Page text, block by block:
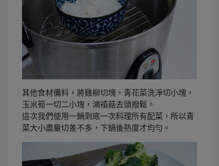
其他食材備料，將雞柳切塊，青花菜洗淨切小塊，
玉米筍一切二小塊，鴻禧菇去頭撥鬆。
這次我們使用一鍋到底一次料理所有配菜，所以青
菜大小盡量切差不多，下鍋後熟度才均勻。